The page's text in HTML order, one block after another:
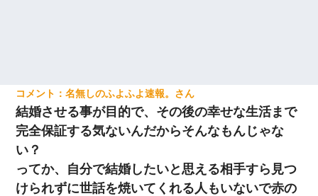
名無しのふよふよ速報。
結婚させる事が目的で、その後の幸せな生活まで
完全保証する気ないんだからそんなもんじゃな
い？
ってか、自分で結婚したいと思える相手すら見つ
けられずに世話を焼いてくれる人もいないで赤の